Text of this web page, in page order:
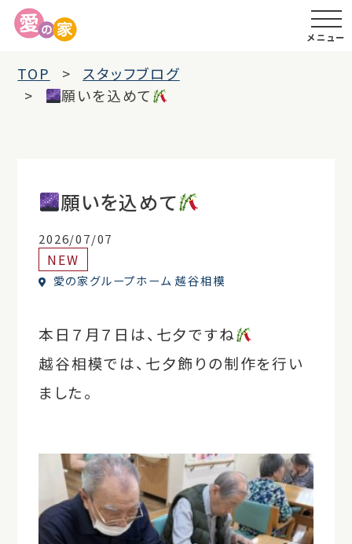
メニュー
TOP
スタッフブログ
願いを込めて
願いを込めて
2026/07/07
NEW
愛の家グループホーム 越谷相模
本日７月７日は、七夕ですね
越谷相模では、七夕飾りの制作を行い
ました。